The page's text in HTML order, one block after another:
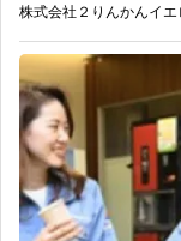
整
備
経
験
を
動
の
備】
株式会社２りんかんイエ